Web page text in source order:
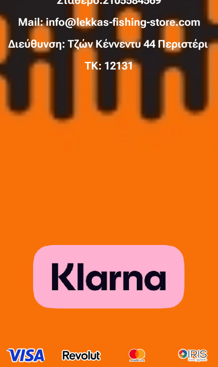
Mail: info@lekkas-fishing-store.com
Διεύθυνση: Τζών Κέννεντυ 44 Περιστέρι
TK: 12131